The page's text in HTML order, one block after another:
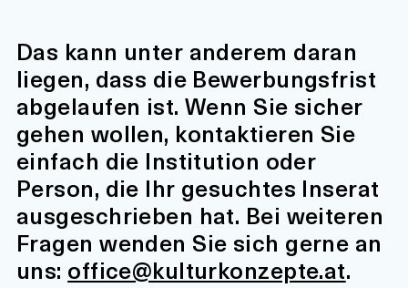
Das kann unter anderem daran
liegen, dass die Bewerbungsfrist
abgelaufen ist. Wenn Sie sicher
gehen wollen, kontaktieren Sie
einfach die Institution oder
Person, die Ihr gesuchtes Inserat
ausgeschrieben hat. Bei weiteren
Fragen wenden Sie sich gerne an
uns: office@kulturkonzepte.at.